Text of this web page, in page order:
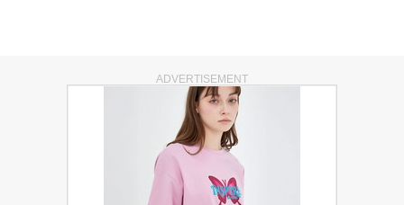
ADVERTISEMENT